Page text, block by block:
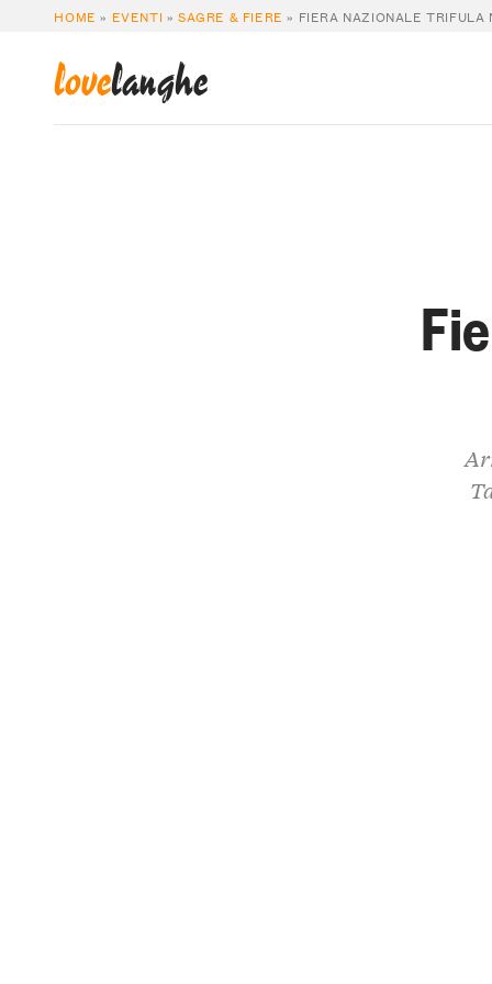
HOME » EVENTI »SAGRE & FIERE » FIERA NAZIONALE TRIFULA
lovelanghe